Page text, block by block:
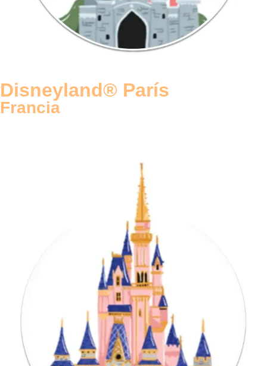
Disneyland® París
Francia